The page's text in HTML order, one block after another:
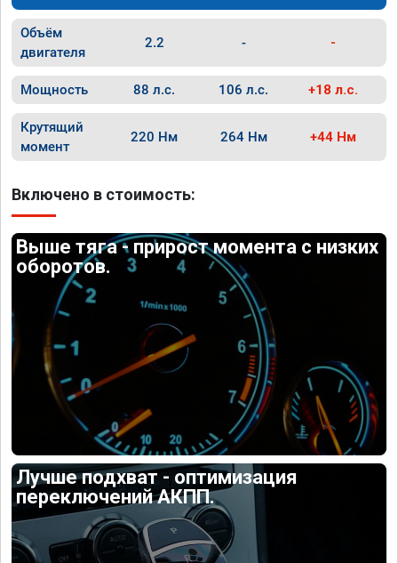
Объём
двигателя
2.2 - -
Мощность 88 л.с. 106 л.с. +18 л.с.
Крутящий
момент
220 Нм 264 Нм +44 Нм
Включено в стоимость:
Выше тяга - прирост момента с низких
оборотов.
Лучше подхват - оптимизация
переключений АКПП.